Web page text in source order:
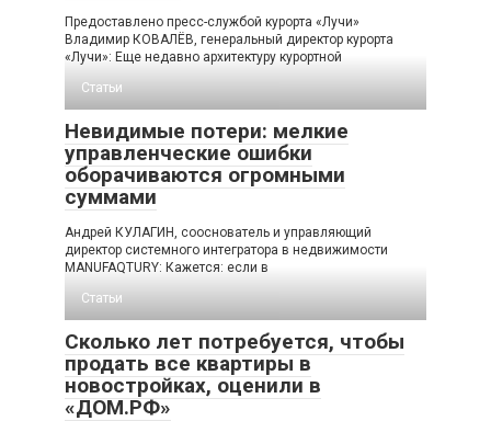
Предоставлено пресс-службой курорта «Лучи»
Владимир КОВАЛЁВ, генеральный директор курорта
«Лучи»: Еще недавно архитектуру курортной
Статьи
Невидимые потери: мелкие
управленческие ошибки
оборачиваются огромными
суммами
Андрей КУЛАГИН, сооснователь и управляющий
директор системного интегратора в недвижимости
MANUFAQTURY: Кажется: если в
Статьи
Сколько лет потребуется, чтобы
продать все квартиры в
новостройках, оценили в
«ДОМ.РФ»